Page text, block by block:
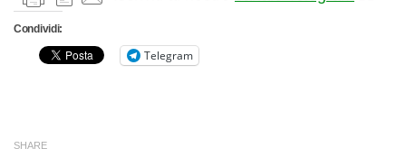
Condividi:
Telegram
SHARE